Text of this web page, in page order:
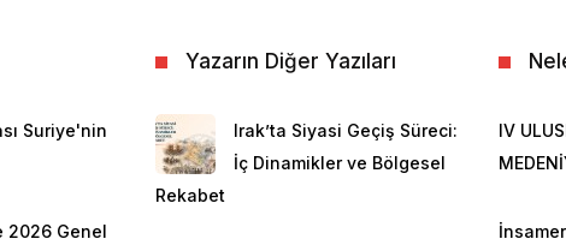
komşu kabile bölgelerinde artan sınır çatışmaları meydana
haricinde, insansız hava araçlarıyla gerçekleştirilen hava
Çatışmalar sonucunda sivil kayıplar ve
ticari geçişler kısıtlanmıştır. Ancak gerilimin en önemli
Suriye'nin
2026 Genel
Yazarın Diğer Yazıları
Irak’ta Siyasi Geçiş Süreci:
İç Dinamikler ve Bölgesel
Rekabet
IV